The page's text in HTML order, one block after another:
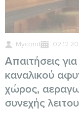
Mycond
Απαιτήσεις
καναλικού
χώρος,
συνεχής